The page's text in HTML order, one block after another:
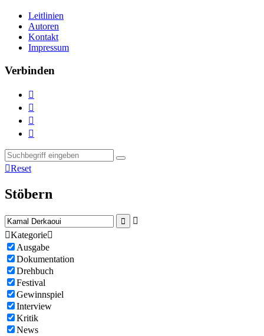
Leitlinien
Autoren
Kontakt
Impressum
Verbinden




Reset
Stöbern


Kategorie
Ausgabe
Dokumentation
Drehbuch
Festival
Gewinnspiel
Interview
Kritik
News